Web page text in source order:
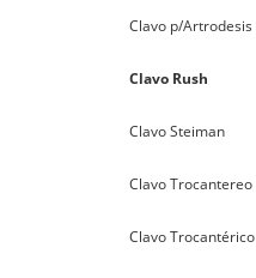
Clavo p/Artrodesis
Clavo Rush
Clavo Steiman
Clavo Trocantereo
Clavo Trocantérico